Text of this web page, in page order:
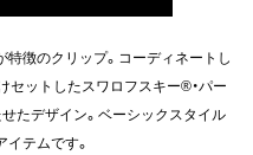
徴のクリップ。コーディネートし
セットしたスワロフスキー®・パー
たデザイン。ベーシックスタイル
テムです。